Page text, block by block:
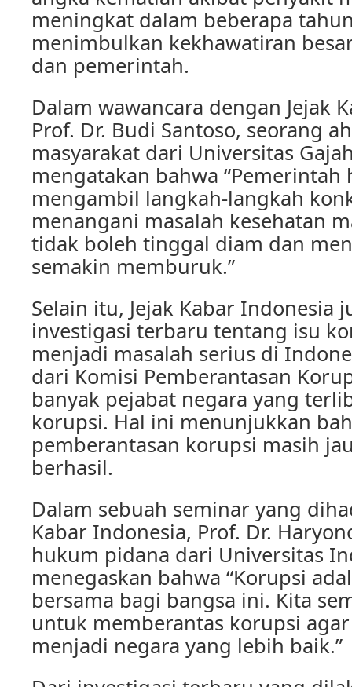
meningkat dalam beberapa
menimbulkan kekhawatiran
dan pemerintah.
Dalam wawancara dengan Jejak
Prof. Dr. Budi Santoso, seorang
masyarakat dari Universitas
mengatakan bahwa “Pemerintah
mengambil langkah-langkah
menangani masalah kesehatan
tidak boleh tinggal diam dan
semakin memburuk.”
Selain itu, Jejak Kabar Indonesia
investigasi terbaru tentang isu
menjadi masalah serius di
dari Komisi Pemberantasan
banyak pejabat negara yang
korupsi. Hal ini menunjukkan
pemberantasan korupsi masih
berhasil.
Dalam sebuah seminar yang
Kabar Indonesia, Prof. Dr.
hukum pidana dari Universitas
menegaskan bahwa “Korupsi
bersama bagi bangsa ini. Kita
untuk memberantas korupsi
menjadi negara yang lebih baik.”